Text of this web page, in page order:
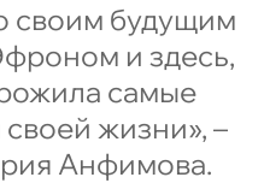
своим будущим
и здесь,
самые
жизни», –
Анфимова.